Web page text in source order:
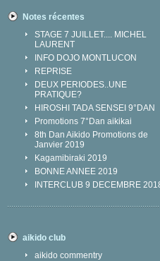
Notes récentes
STAGE 7 JUILLET.... MICHEL
LAURENT
INFO DOJO MONTLUCON
REPRISE
DEUX PERIODES..UNE
PRATIQUE?
HIROSHI TADA SENSEI 9°DAN
Promotions 7°Dan aikikai
8th Dan Aikido Promotions de
Janvier 2019
Kagamibiraki 2019
BONNE ANNEE 2019
INTERCLUB 9 DECEMBRE
aikido club
aikido commentry